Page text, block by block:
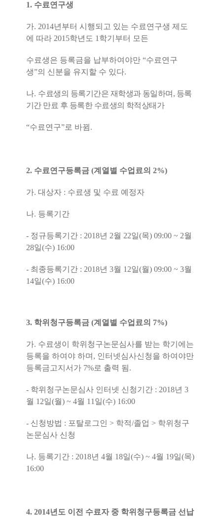
1. 수료연구생
가. 2014년부터 시행되고 있는 수료연구생 제도
에 따라 2015학년도 1 학기부터 모든
수료생은 등록금을 납부하여야만 “수료연구
생”의 신분을 유지할 수 있다.
나. 수 료생의 등록기간은 재학생과 동일하며 , 등록
기간 만료 후 등록한 수료생의 학적상태가
“수료연구”로 바뀜.
2. 수료연구등록금 (계열별 수업료의 2%)
가. 대상자 : 수료생 및 수료 예정자
나. 등록기간
- 정규등록기간 : 2018년 2월 22일(목) 09:00 ~ 2월
28일(수) 16:00
- 최종등록기간 : 2018년 3월 12일(월) 09:00 ~ 3월
14일(수) 16:00
3. 학위청구등록금 (계열별 수업료의 7%)
가. 수료생이 학위청구논문심사를 받는 학기에는
등록을 하여야 하며 , 인터넷심사신청을 하여야만
등록금고지서가 7%로 출력 됨.
- 학위청구논문심사 인터넷 신청기간 : 2018년 3
월 12일(월) ~ 4월 11 일(수) 16:00
- 신청방법 : 포탈로그인 > 학적/졸업 > 학위청구
논문심사 신청
나. 등록기간 : 2018년 4월 18일(수) ~ 4월 19일(목)
16:00
4. 2014년도 이전 수료자 중 학위청구등록금 선납